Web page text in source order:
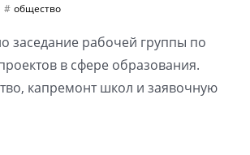
общество
заседание рабочей группы по
в сфере образования.
капремонт школ и заявочную